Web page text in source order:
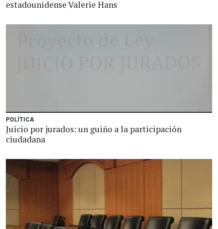
estadounidense Valerie Hans
POLÍTICA
Juicio por jurados: un guiño a la participación
ciudadana